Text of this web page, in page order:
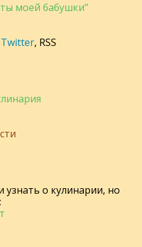
моей бабушки"
Twitter, RSS
узнать о кулинарии, но